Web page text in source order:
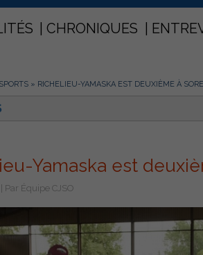
CHRONIQUES
SPORTS » RICHELIEU-YAMASKA EST DEUXIÈME À
Yamaska est
Par Équipe CJSO